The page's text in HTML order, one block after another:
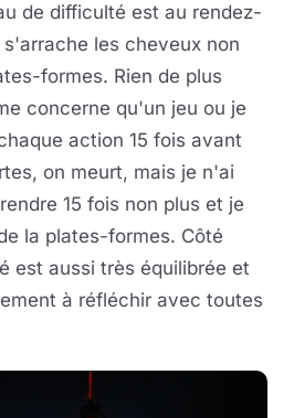
de difficulté est au rendez-
les cheveux non
formes. Rien de plus
concerne qu'un jeu ou je
action 15 fois avant
on meurt, mais je n'ai
15 fois non plus et je
la plates-formes. Côté
est aussi très équilibrée et
à réfléchir avec toutes